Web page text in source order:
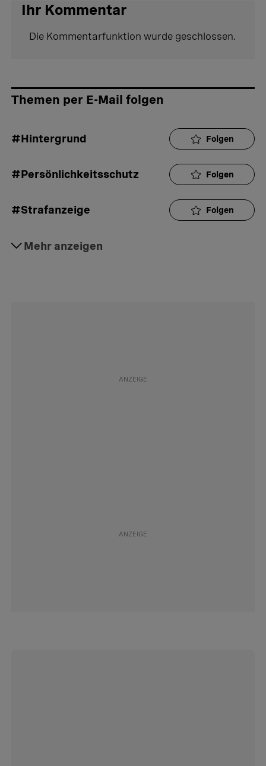
Ihr Kommentar
Die Kommentarfunktion wurde geschlossen.
Themen per E-Mail folgen
#Hintergrund Folgen
#Persönlichkeitsschutz Folgen
#Strafanzeige Folgen
Mehr anzeigen
#Social Media